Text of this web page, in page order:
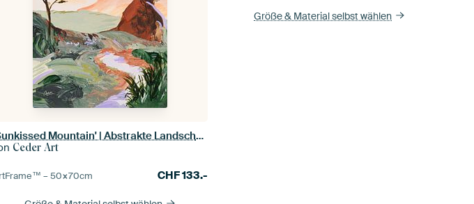
'Sunkissed Mountain' | Abstrakte Landschaft
Ceder Art
–50×70cm CHF133.-
Größe & Material selbst wählen